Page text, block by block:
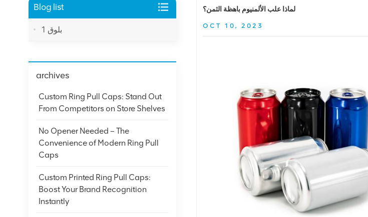
لماذا علب الألمنيوم باهظة الثمن؟
OCT 10, 2023
Blog list
بلوق 1
archives
Custom Ring Pull Caps: Stand Out
From Competitors on Store Shelves
No Opener Needed – The
Convenience of Modern Ring Pull
Caps
Custom Printed Ring Pull Caps:
Boost Your Brand Recognition
Instantly